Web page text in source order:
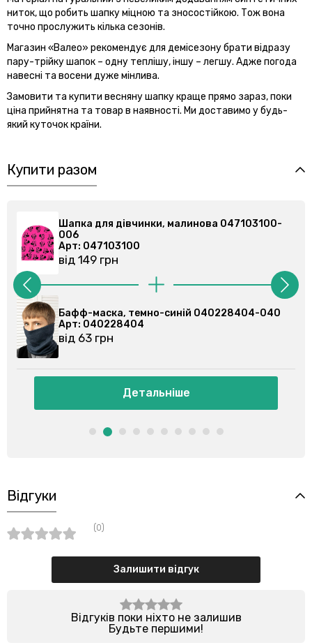
ниток, що робить шапку міцною та зносостійкою. Тож вона
точно прослужить кілька сезонів.
Магазин «Валео» рекомендує для демісезону брати відразу
пару-трійку шапок – одну теплішу, іншу – легшу. Адже погода
навесні та восени дуже мінлива.
Замовити та купити весняну шапку краще прямо зараз, поки
ціна прийнятна та товар в наявності. Ми доставимо у будь-
який куточок країни.
Купити разом
Шапка для дівчинки, малинова 047103100-
006
Арт: 047103100
від 149 грн
Бафф-маска, темно-синій 040228404-040
Арт: 040228404
від 63 грн
Детальніше
Відгуки
(0)
Залишити відгук
Відгуків поки ніхто не залишив
Будьте першими!